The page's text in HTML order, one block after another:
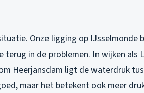
Onze ligging op IJsselmonde
in de problemen. In wijken als
Heerjansdam ligt de waterdruk
maar het betekent ook meer